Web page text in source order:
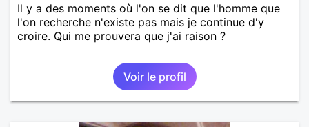
Il y a des moments où l'on se dit que l'homme que
l'on recherche n'existe pas mais je continue d'y
croire. Qui me prouvera que j'ai raison ?
Voir le profil